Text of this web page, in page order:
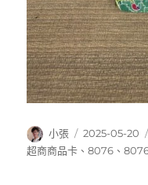
作
者
小張
發
佈
2025-05-20
超商商品卡 、8076 、